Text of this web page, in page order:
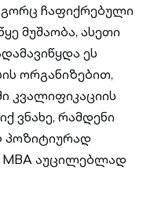
ჩაფიქრებული
მუშაობა, ასეთი
ეს
ორგანიზებით,
კვალიფიკაციის
ვნახე, რამდენი
პოზიტიურად
MBA აუცილებლად